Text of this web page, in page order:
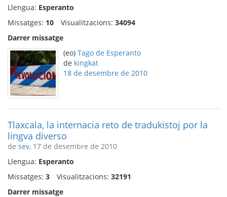
Llengua: Esperanto
Missatges: 10 Visualitzacions: 34094
Darrer missatge
(eo) Tago de Esperanto
de kingkat
18 de desembre de 2010
Tlaxcala, la internacia reto de tradukistoj por la
lingva diverso
de sev, 17 de desembre de 2010
Llengua: Esperanto
Missatges: 3 Visualitzacions: 32191
Darrer missatge